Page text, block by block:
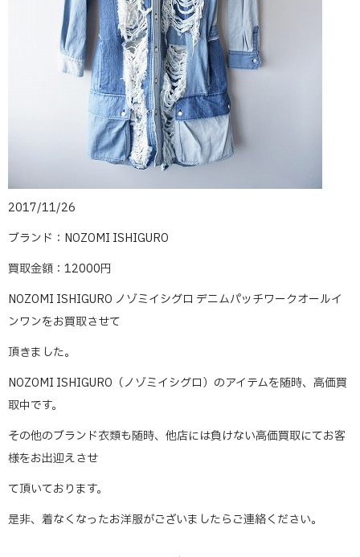
2017/11/26
ブランド：NOZOMI ISHIGURO
買取金額：12000円
NOZOMI ISHIGURO ノゾミイシグロ デニムパッチワークオールイ
ンワンをお買取させて
頂きました。
NOZOMI ISHIGURO（ノゾミイシグロ）のアイテムを随時、高価買
取中です。
その他のブランド衣類も随時、他店には負けない高価買取にてお客
様をお出迎えさせ
て頂いております。
是非、着なくなったお洋服がございましたらご連絡ください。